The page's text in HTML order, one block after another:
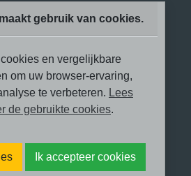
gebruik van cookies.
en vergelijkbare
om uw browser-ervaring,
te verbeteren. Lees
de gebruikte cookies.
Ik accepteer cookies